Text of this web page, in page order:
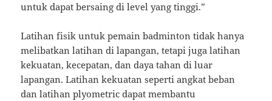
untuk dapat bersaing di level yang tinggi.”
Latihan fisik untuk pemain badminton tidak hanya
melibatkan latihan di lapangan, tetapi juga latihan
kekuatan, kecepatan, dan daya tahan di luar
lapangan. Latihan kekuatan seperti angkat beban
dan latihan plyometric dapat membantu